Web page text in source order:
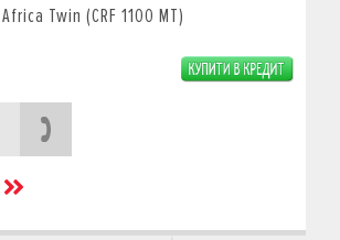
Africa Twin (CRF 1100 MT)